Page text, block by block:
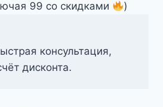
99 со скидками
)
консультация,
дисконта.